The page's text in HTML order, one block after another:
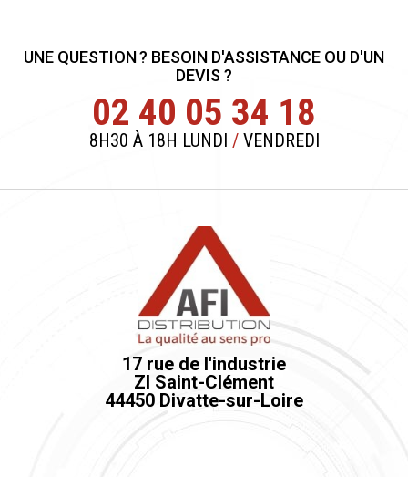
UNE QUESTION ? BESOIN D'ASSISTANCE OU D'UN
DEVIS ?
02 40 05 34 18
8H30 À 18H LUNDI /VENDREDI
17 rue de l'industrie
ZI Saint-Clément
44450 Divatte-sur-Loire